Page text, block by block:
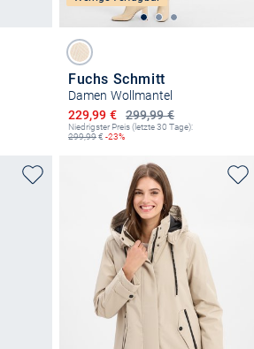
Fuchs Schmitt
Damen Wollmantel
299,99 €
Ermäßigter Preis
229,99 €
Niedrigster Preis (letzte 30 Tage):
299,99€ -23%